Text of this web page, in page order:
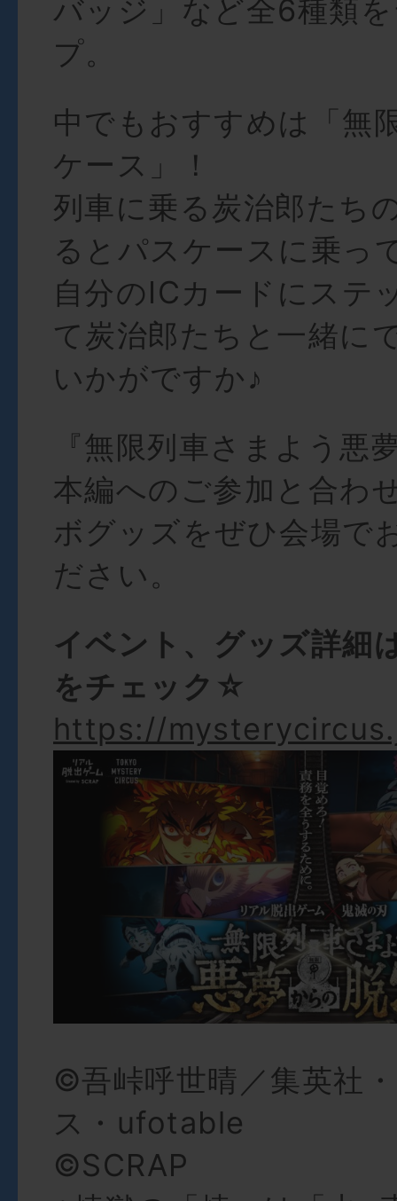
バッジ」など全6種類
プ。
中でもおすすめは「無
ケース」！
列車に乗る炭治郎たち
るとパスケースに乗っ
自分のICカードにステ
て炭治郎たちと一緒に
いかがですか♪
『無限列車さまよう悪
本編へのご参加と合わ
ボグッズをぜひ会場で
ださい。
イベント、グッズ詳細
をチェック☆
https://
©吾峠呼世晴／集英社
ス・ufotable
©SCRAP